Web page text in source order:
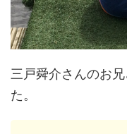
三戸舜介さんのお
た。